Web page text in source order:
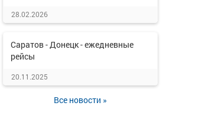
28.02.2026
Саратов - Донецк - ежедневные
рейсы
20.11.2025
Все новости »